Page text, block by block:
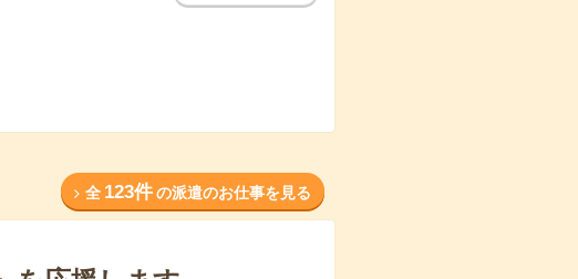
全 123件 の派遣のお仕事を見る